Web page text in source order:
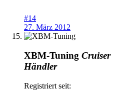
#14
27. März 2012
XBM-Tuning Cruiser
Händler
Registriert seit: